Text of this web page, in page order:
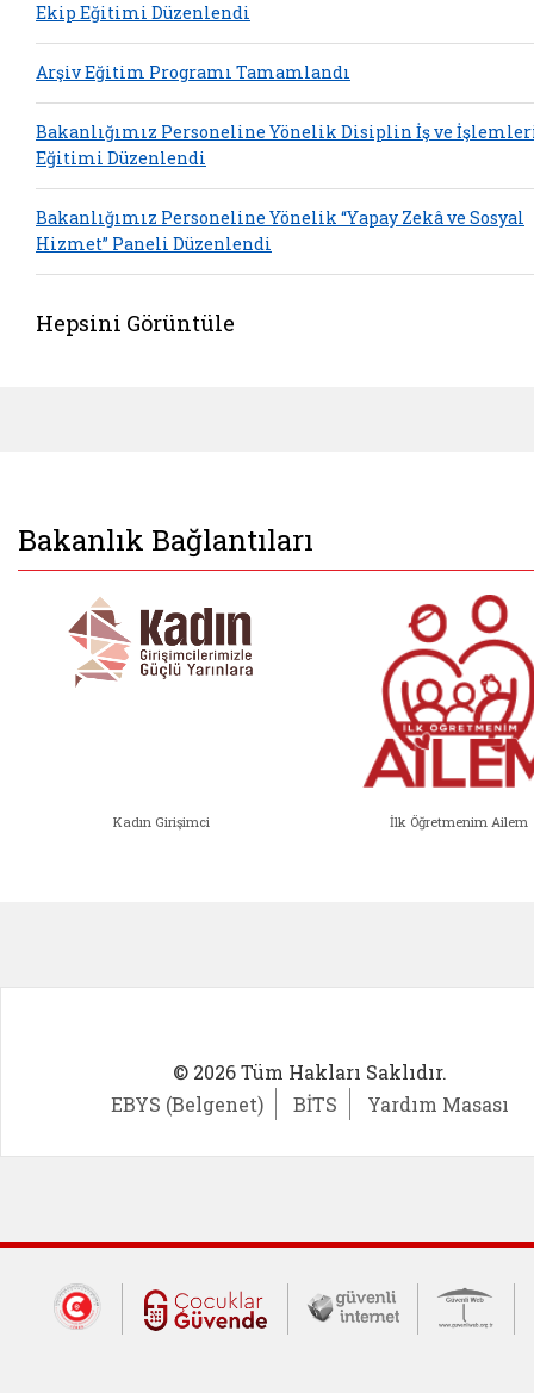
Ekip Eğitimi Düzenlendi
Arşiv Eğitim Programı Tamamlandı
Bakanlığımız Personeline Yönelik Disiplin İş ve
Eğitimi Düzenlendi
Bakanlığımız Personeline Yönelik “Yapay Zekâ ve Sosyal
Hizmet” Paneli Düzenlendi
Hepsini Görüntüle
Bakanlık Bağlantıları
Kadın Girişimci İlk Öğretmenim Ailem
© 2026 Tüm Hakları Saklıdır.
EBYS (Belgenet)
BİTS Yardım Masası
Dış Bağlantılar
Cumhurbaşkanlığı İletişim Merkezi
Çocuklar Güvende (yeni
Güvenli